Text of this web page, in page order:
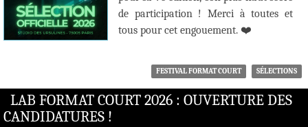
de participation ! Merci à toutes et
tous pour cet engouement. ❤️
FESTIVAL FORMAT COURT SÉLECTIONS
LAB FORMAT COURT 2026 : OUVERTURE DES
CANDIDATURES !